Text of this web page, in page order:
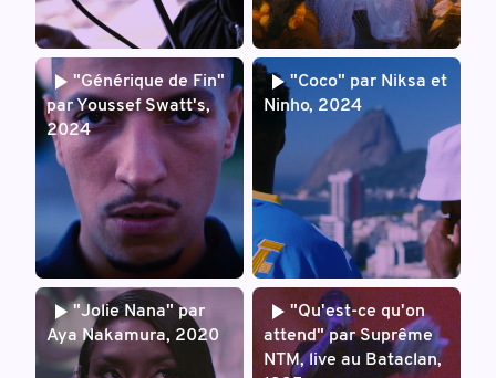
"Générique de Fin"
par Youssef Swatt's,
2024
"Coco" par Niksa et
Ninho, 2024
"Jolie Nana" par
Aya Nakamura, 2020
"Qu'est-ce qu'on
attend" par Suprême
NTM, live au Bataclan,